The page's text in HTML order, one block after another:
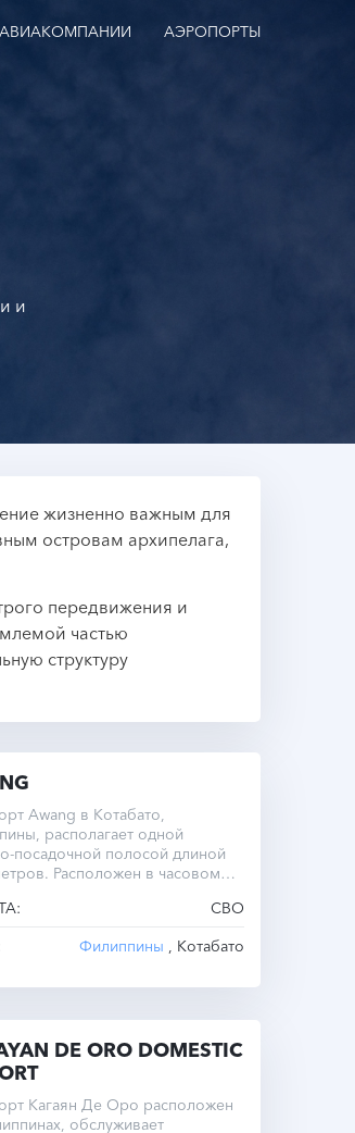
АВИАКОМПАНИИ АЭРОПОРТЫ
и
жизненно важным для
островам архипелага,
передвижения и
частью
структуру
Awang в Котабато,
располагает одной
посадочной полосой длиной
Расположен в часовом
CBO
Филиппины , Котабато
DE ORO DOMESTIC
Кагаян Де Оро расположен
обслуживает